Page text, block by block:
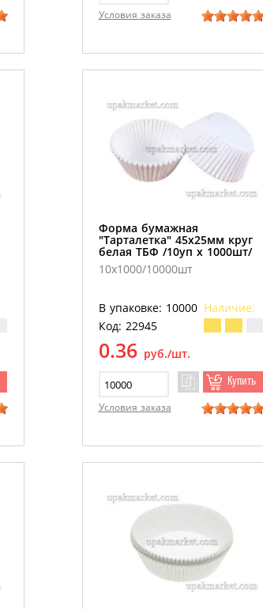
Условия заказа
Форма бумажная
"Тарталетка" 45х25мм круг
белая ТБФ /10уп х 1000шт/
10х1000/10000шт
В упаковке: 10000 Наличие:
Код: 22945
0.36 руб./шт.
Купить
Условия заказа